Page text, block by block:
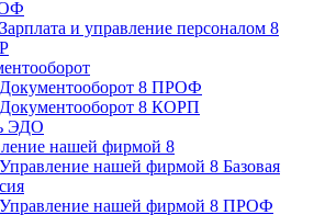
и управление персоналом 8
8 ПРОФ
8 КОРП
ЭДО
нашей фирмой 8
нашей фирмой 8 Базовая
нашей фирмой 8 ПРОФ